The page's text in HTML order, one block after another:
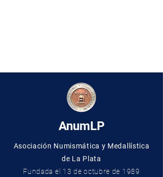
AnumLP
Asociación Numismática y Medallística
de La Plata
Fundada el 13 de octubre de 1989